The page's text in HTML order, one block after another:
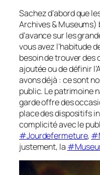
Sachez d’abord que
Archives & Museums)
d’avance sur les
vous avez l’habitude
besoin de trouver des
ajoutée ou de définir
avons déjà : ce sont
public. Le patrimoine
garde offre des
place des dispositifs
complicité avec le
#Jourdefermeture,
justement, la